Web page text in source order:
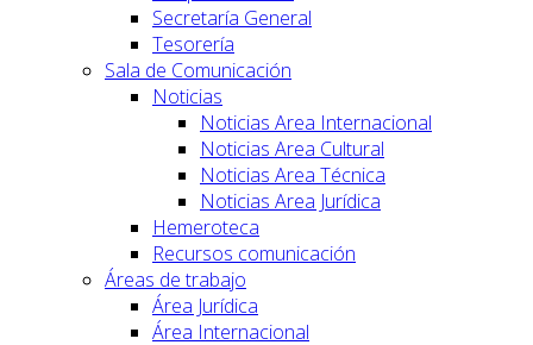
Secretaría General
Tesorería
Sala de Comunicación
Noticias
Noticias Area Internacional
Noticias Area Cultural
Noticias Area Técnica
Noticias Area Jurídica
Hemeroteca
Recursos comunicación
Áreas de trabajo
Área Jurídica
Área Internacional